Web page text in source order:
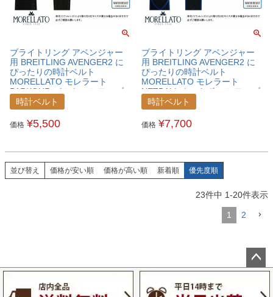
ブライトリング アベンジャー
用 BREITLING AVENGER2 に
ぴったりの時計ベルト
MORELLATO モレラート
PARKOUR パルクール ファブ
リック 時計ベルト
X5120282BREAVG
時計ベルト
価格 ¥5,500
ブライトリング アベンジャー
用 BREITLING AVENGER2 に
ぴったりの時計ベルト
MORELLATO モレラート
NETBALL ネットボール ファブ
リック 時計ベルト
X5122C62BREAVG
時計ベルト
価格 ¥7,700
並び替え 価格が安い順 価格が高い順 新着順 優先度順
23件中 1-20件表示
1 2
ペー